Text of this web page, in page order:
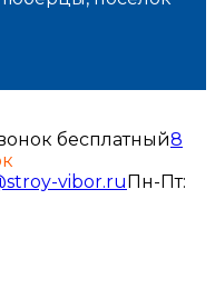
бесплатный8
vibor.ruПн-Пт: